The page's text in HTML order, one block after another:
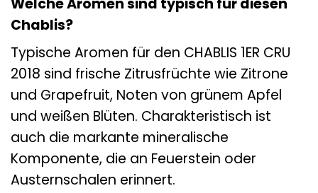
Chablis?
Typische Aromen für den CHABLIS 1ER CRU
2018 sind frische Zitrusfrüchte wie Zitrone
und Grapefruit, Noten von grünem Apfel
und weißen Blüten. Charakteristisch ist
auch die markante mineralische
Komponente, die an Feuerstein oder
Austernschalen erinnert.